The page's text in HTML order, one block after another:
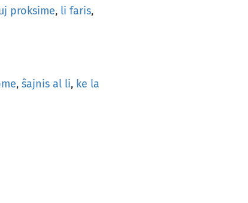
proksime, li faris,
, ŝajnis al li, ke la